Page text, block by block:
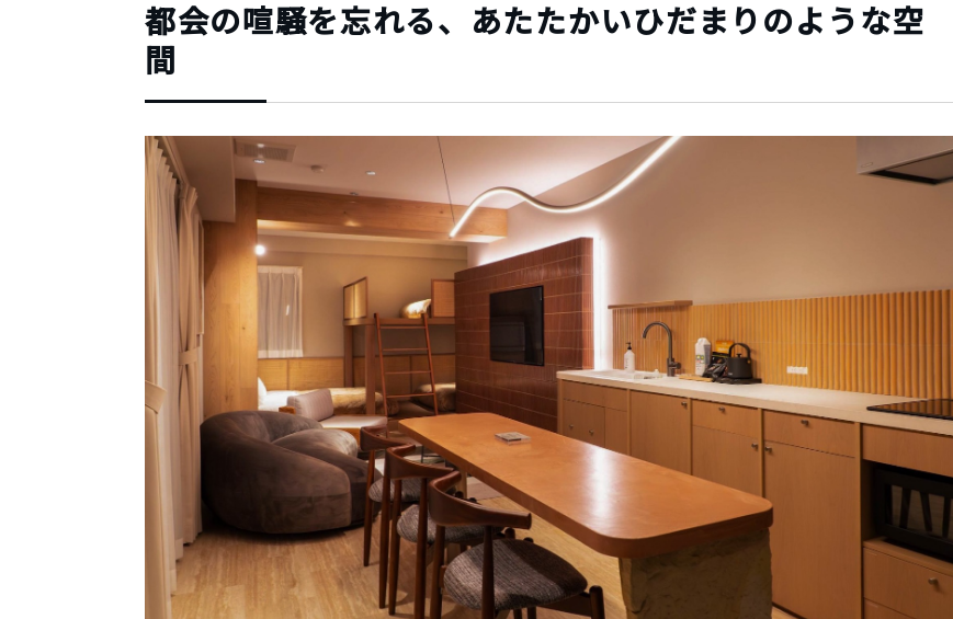
都会の喧騒を忘れる、あたたかいひだまりのような空
間